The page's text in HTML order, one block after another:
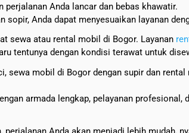
Anda lancar dan bebas khawatir.
Anda dapat menyesuaikan layanan
sewa atau rental mobil di Bogor. Layanan
tentunya dengan kondisi terawat untuk
mobil di Bogor dengan supir dan
armada lengkap, pelayanan